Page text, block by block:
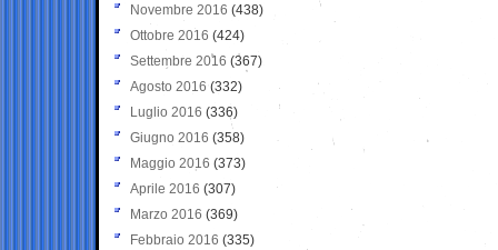
Novembre 2016 (438)
Ottobre 2016 (424)
Settembre 2016 (367)
Agosto 2016 (332)
Luglio 2016 (336)
Giugno 2016 (358)
Maggio 2016 (373)
Aprile 2016 (307)
Marzo 2016 (369)
Febbraio 2016 (335)